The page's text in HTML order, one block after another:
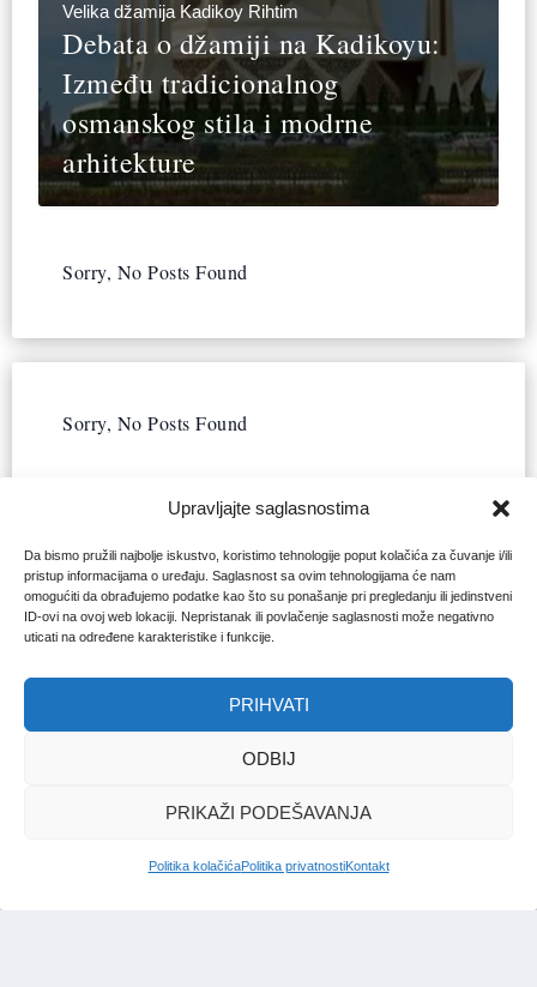
Upravljajte saglasnostima
Da bismo pružili najbolje iskustvo, koristimo tehnologije poput kolačića za čuvanje i/ili
pristup informacijama o uređaju. Saglasnost sa ovim tehnologijama će nam
omogućiti da obrađujemo podatke kao što su ponašanje pri pregledanju ili jedinstveni
ID-ovi na ovoj web lokaciji. Nepristanak ili povlačenje saglasnosti može negativno
uticati na određene karakteristike i funkcije.
PRIHVATI
ODBIJ
PRIKAŽI PODEŠAVANJA
Politika kolačićaPolitika privatnostiKontakt
Velika džamija Kadikoy Rihtim
Debata o džamiji na Kadikoyu:
Između tradicionalnog
osmanskog stila i modrne
arhitekture
Sorry, No Posts Found
Sorry, No Posts Found